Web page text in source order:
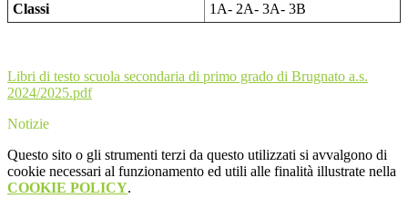
Classi
1A- 2A- 3A- 3B
Libri di testo scuola secondaria di primo grado di Brugnato a.s.
2024/2025.pdf
Notizie
Questo sito o gli strumenti terzi da questo utilizzati si avvalgono di
cookie necessari al funzionamento ed utili alle finalità illustrate nella
COOKIE POLICY.